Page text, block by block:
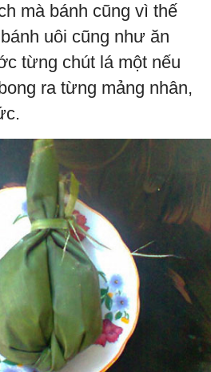
mà bánh cũng vì thế
uôi cũng như ăn
từng chút lá một nếu
ra từng mảng nhân,